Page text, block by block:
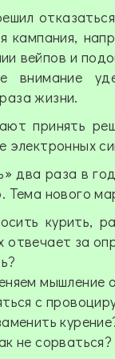
кампания,
вейпов и
внимание
жизни.
принять
электронных
два раза в
Тема нового
курить,
за
мышление
с
не сорваться?